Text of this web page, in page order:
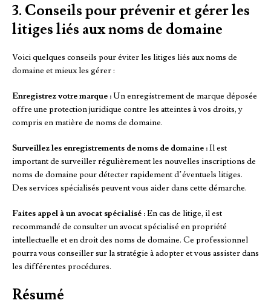
3. Conseils pour prévenir et gérer les
litiges liés aux noms de domaine
Voici quelques conseils pour éviter les litiges liés aux noms de
domaine et mieux les gérer :
Enregistrez votre marque :Un enregistrement de marque déposée
offre une protection juridique contre les atteintes à vos droits, y
compris en matière de noms de domaine.
Surveillez les enregistrements de noms de domaine :Il est
important de surveiller régulièrement les nouvelles inscriptions de
noms de domaine pour détecter rapidement d’éventuels litiges.
Des services spécialisés peuvent vous aider dans cette démarche.
Faites appel à un avocat spécialisé :En cas de litige, il est
recommandé de consulter un avocat spécialisé en propriété
intellectuelle et en droit des noms de domaine. Ce professionnel
pourra vous conseiller sur la stratégie à adopter et vous assister dans
les différentes procédures.
Résumé